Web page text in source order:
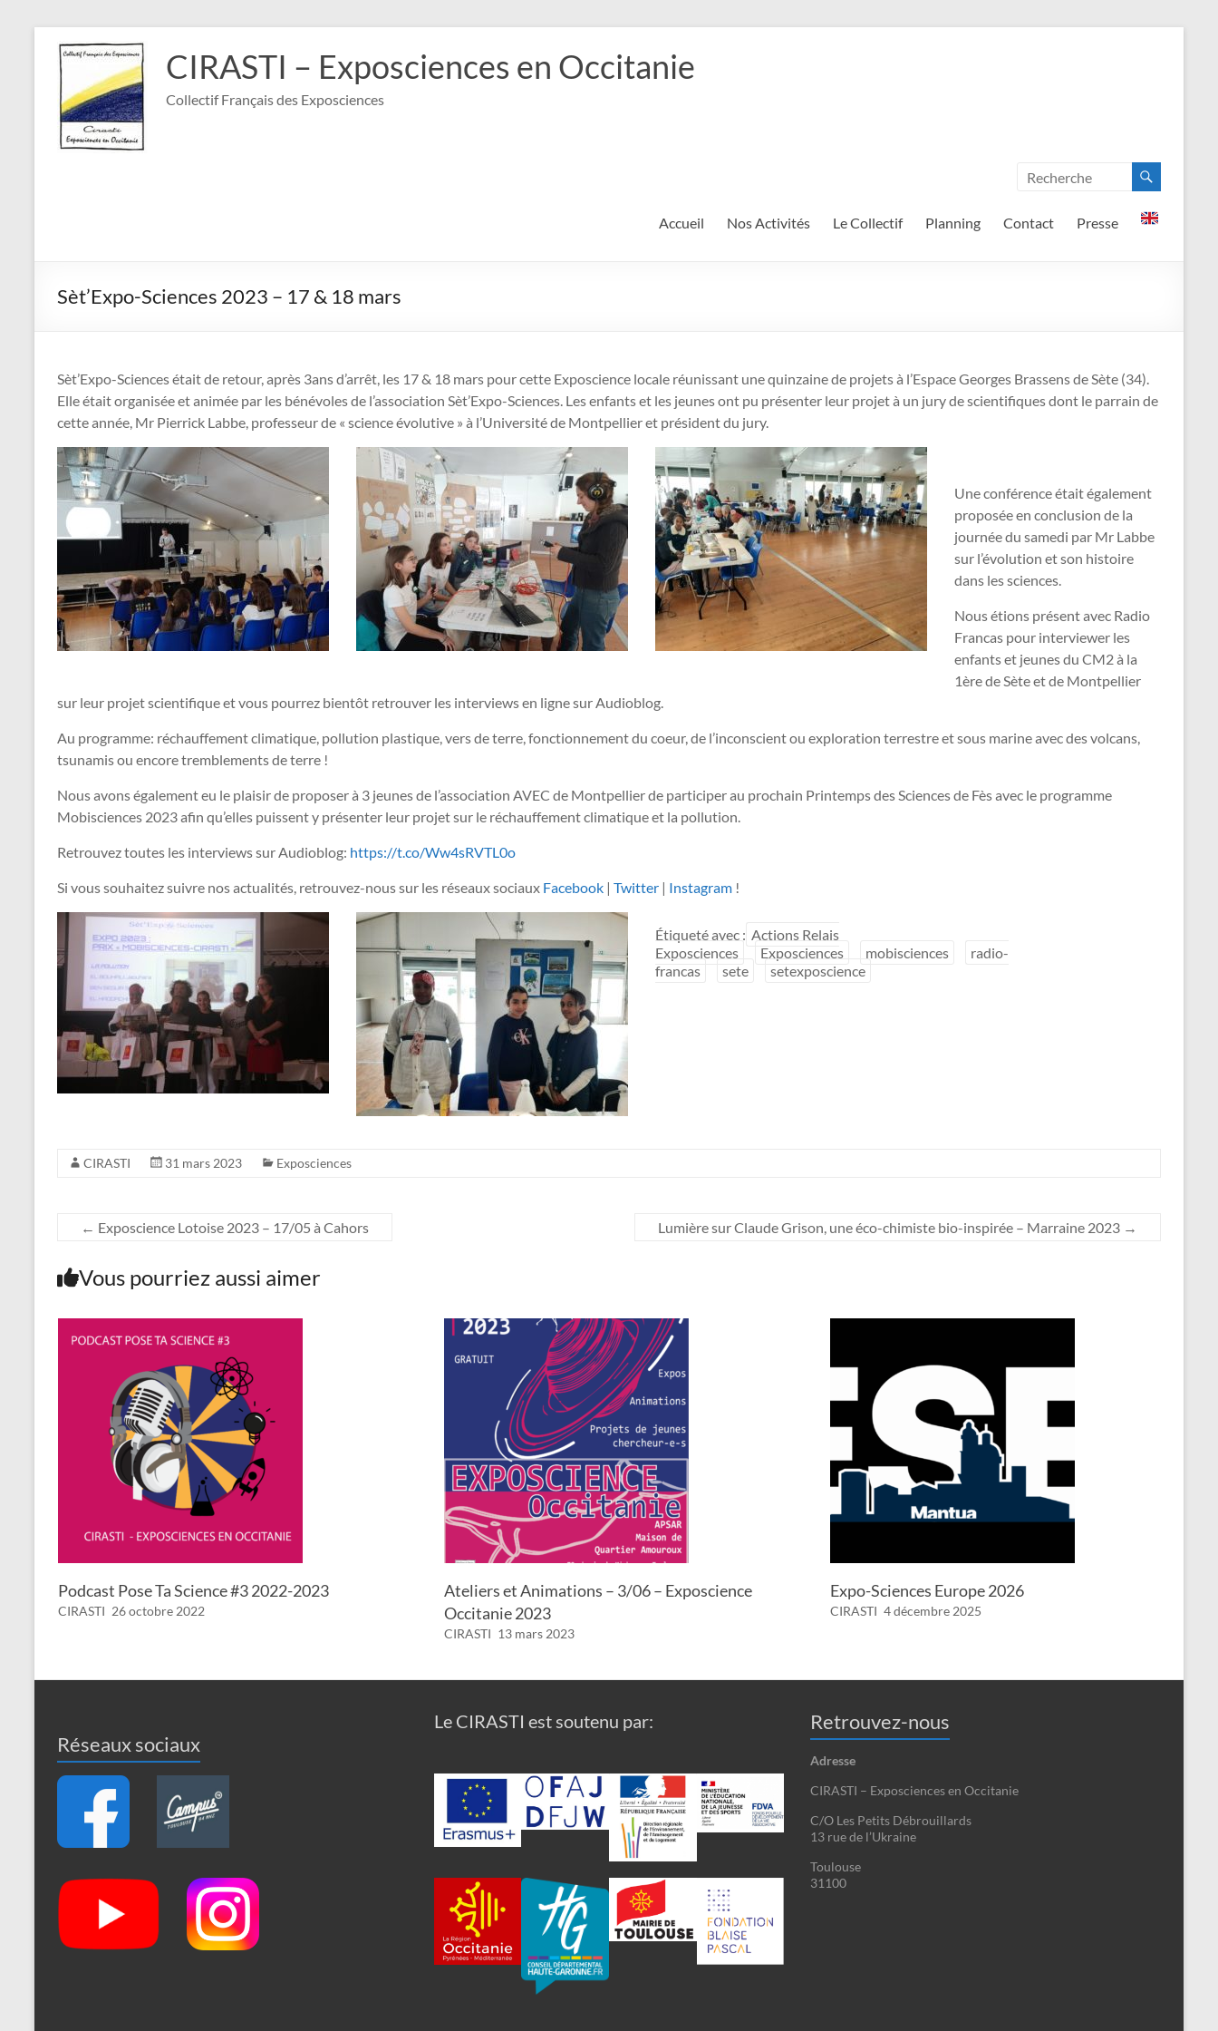
contenu
CIRASTI – Exposciences en Occitanie
Collectif Français des Exposciences
Accueil Nos Activités Le Collectif Planning Contact Presse
Sèt’Expo-Sciences 2023 – 17 & 18 mars
Sèt’Expo-Sciences était de retour, après 3ans d’arrêt, les 17 & 18 mars pour cette Exposcience locale réunissant une quinzaine de projets à l’Espace Georges Brassens de Sète (34).
Elle était organisée et animée par les bénévoles de l’association Sèt’Expo-Sciences. Les enfants et les jeunes ont pu présenter leur projet à un jury de scientifiques dont le parrain de
cette année, Mr Pierrick Labbe, professeur de « science évolutive » à l’Université de Montpellier et président du jury.
Une conférence était également
proposée en conclusion de la
journée du samedi par Mr Labbe
sur l’évolution et son histoire
dans les sciences.
Nous étions présent avec Radio
Francas pour interviewer les
enfants et jeunes du CM2 à la
1ère de Sète et de Montpellier
sur leur projet scientifique et vous pourrez bientôt retrouver les interviews en ligne sur Audioblog.
Au programme: réchauffement climatique, pollution plastique, vers de terre, fonctionnement du coeur, de l’inconscient ou exploration terrestre et sous marine avec des volcans,
tsunamis ou encore tremblements de terre !
Nous avons également eu le plaisir de proposer à 3 jeunes de l’association AVEC de Montpellier de participer au prochain Printemps des Sciences de Fès avec le programme
Mobisciences 2023 afin qu’elles puissent y présenter leur projet sur le réchauffement climatique et la pollution.
Retrouvez toutes les interviews sur Audioblog: https://t.co/Ww4sRVTL0o
Si vous souhaitez suivre nos actualités, retrouvez-nous sur les réseaux sociaux Facebook | Twitter | Instagram !
Étiqueté avec : Actions Relais
Exposciences
Exposciences mobisciences
radio-
francas
sete setexposcience
CIRASTI 31 mars 2023 Exposciences
← Exposcience Lotoise 2023 – 17/05 à Cahors Lumière sur Claude Grison, une éco-chimiste bio-inspirée – Marraine 2023 →
Vous pourriez aussi aimer
Podcast Pose Ta Science #3 2022-2023
CIRASTI 26 octobre 2022
Ateliers et Animations – 3/06 – Exposcience
Occitanie 2023
CIRASTI 13 mars 2023
Expo-Sciences Europe 2026
CIRASTI 4 décembre 2025
Réseaux sociaux
Le CIRASTI est soutenu par: Retrouvez-nous
Adresse
CIRASTI – Exposciences en Occitanie
C/O Les Petits Débrouillards
13 rue de l’Ukraine
Toulouse
31100